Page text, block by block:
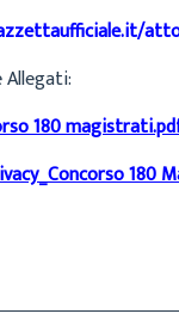
Allegati:
180
180